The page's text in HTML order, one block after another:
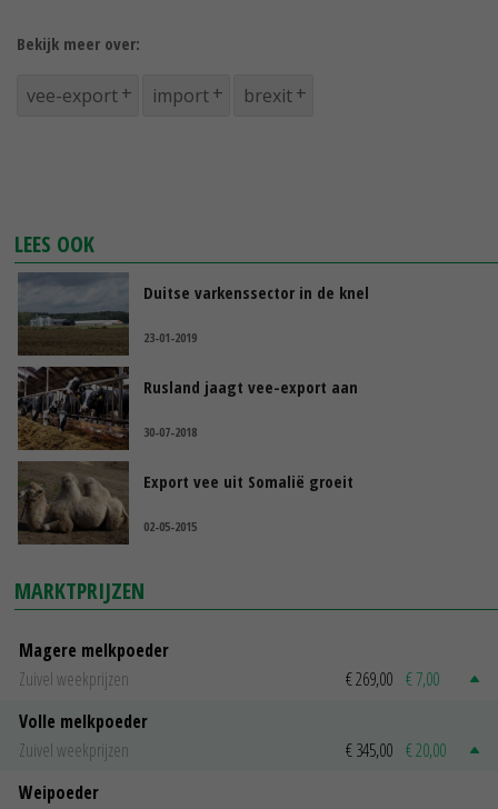
Bekijk meer over:
vee-export import brexit
LEES OOK
Duitse varkenssector in de knel
23-01-2019
Rusland jaagt vee-export aan
30-07-2018
Export vee uit Somalië groeit
02-05-2015
MARKTPRIJZEN
Magere melkpoeder
Zuivel weekprijzen
€ 269,00 € 7,00
Volle melkpoeder
Zuivel weekprijzen
€ 345,00 € 20,00
Weipoeder